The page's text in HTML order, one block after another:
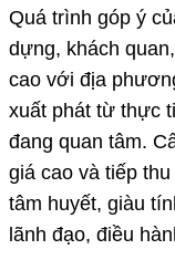
Quá trình góp ý
dựng, khách
cao với địa
xuất phát từ thực
đang quan tâm.
giá cao và tiếp
tâm huyết, giàu
lãnh đạo, điều